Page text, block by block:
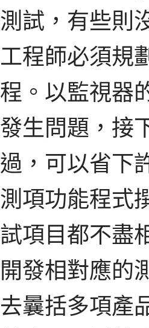
測試，有些則
工程師必須規
程。以監視器
發生問題，接
過，可以省下
測項功能程式
試項目都不盡
開發相對應的
去曩括多項產